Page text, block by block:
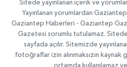
Sitede yayınlanan içerik ve
Yayınlanan yorumlardan
Gaziantep Haberleri - Gaziantep
Gazetesi sorumlu tutulamaz.
sayfada açılır. Sitemizde
fotoğraflar izin alınmaksızın